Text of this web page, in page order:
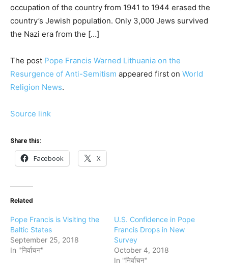
occupation of the country from 1941 to 1944 erased the
country’s Jewish population. Only 3,000 Jews survived
the Nazi era from the […]
The post Pope Francis Warned Lithuania on the
Resurgence of Anti-Semitism appeared first on World
Religion News.
Source link
Share this:
Facebook X
Related
Pope Francis is Visiting the
Baltic States
September 25, 2018
In "निर्वाचन"
U.S. Confidence in Pope
Francis Drops in New
Survey
October 4, 2018
In "निर्वाचन"